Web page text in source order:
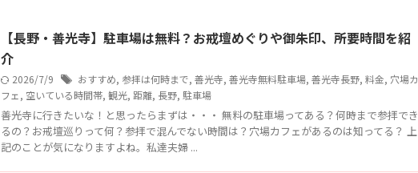
【長野・善光寺】駐車場は無料？お戒壇めぐりや御朱印、所要時間を紹
介
2026/7/9 おすすめ, 参拝は何時まで, 善光寺, 善光寺無料駐車場, 善光寺長野, 料金, 穴場カ
フェ , 空いている時間帯, 観光, 距離, 長野, 駐車場
善光寺に行きたいな！と思ったらまずは・・・ 無料の駐車場ってある？何時まで参拝でき
るの？お戒壇巡りって何？参拝で混んでない時間は？穴場カフェがあるのは知ってる？ 上
記のことが気になりますよね。私達夫婦 ...